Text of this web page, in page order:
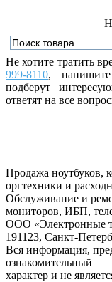
Не хотите тратить
999-8110,
подберут
ответят на все
Продажа ноутбуков,
оргтехники и
Обслуживание и
мониторов, ИБП,
ООО «Электронные
191123, Санкт-
Вся информация,
ознакомительный
характер и не